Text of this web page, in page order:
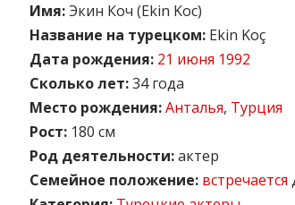
Имя:Экин Коч (Ekin Koc)
Название на турецком:Ekin Koç
Дата рождения: 21 июня 1992
Сколько лет:34 года
Место рождения: Анталья, Турция
Рост:180 см
Род деятельности:актер
Семейное положение: встречается